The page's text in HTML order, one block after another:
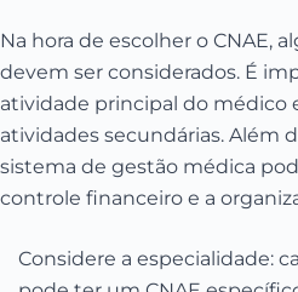
Na hora de escolher o CNAE,
devem ser considerados. É
atividade principal do médico
atividades secundárias. Além
sistema de gestão médica
controle financeiro e a
Considere a especialidade: